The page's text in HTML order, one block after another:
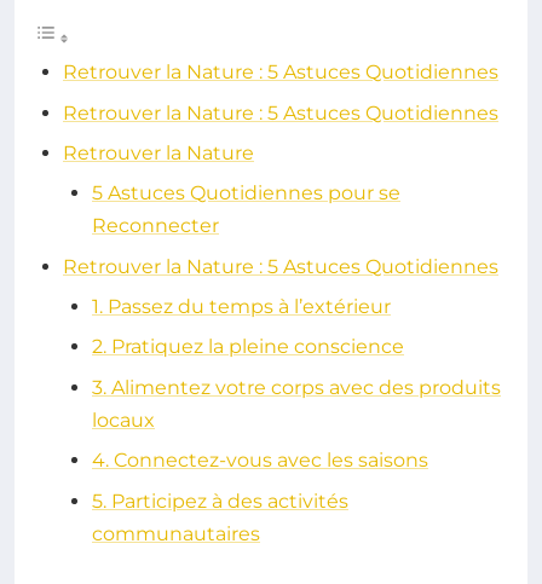
Retrouver la Nature : 5 Astuces Quotidiennes
Retrouver la Nature : 5 Astuces Quotidiennes
Retrouver la Nature
5 Astuces Quotidiennes pour se
Reconnecter
Retrouver la Nature : 5 Astuces Quotidiennes
1. Passez du temps à l’extérieur
2. Pratiquez la pleine conscience
3. Alimentez votre corps avec des produits
locaux
4. Connectez-vous avec les saisons
5. Participez à des activités
communautaires